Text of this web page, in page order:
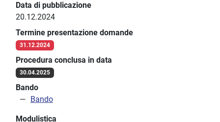
Data di pubblicazione
20.12.2024
Termine presentazione domande
31.12.2024
Procedura conclusa in data
30.04.2025
Bando
Bando
Modulistica